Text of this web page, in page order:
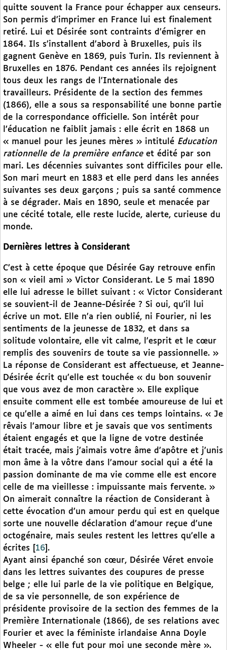
quitte souvent la France pour échapper aux censeurs.
Son permis d’imprimer en France lui est finalement
retiré. Lui et Désirée sont contraints d’émigrer en
1864. Ils s’installent d’abord à Bruxelles, puis ils
gagnent Genève en 1869, puis Turin. Ils reviennent à
Bruxelles en 1876. Pendant ces années ils rejoignent
tous deux les rangs de l’Internationale des
travailleurs. Présidente de la section des femmes
(1866), elle a sous sa responsabilité une bonne partie
de la correspondance officielle. Son intérêt pour
l’éducation ne faiblit jamais : elle écrit en 1868 un
« manuel pour les jeunes mères » intitulé Education
rationnelle de la première enfance et édité par son
mari. Les décennies suivantes sont difficiles pour elle.
Son mari meurt en 1883 et elle perd dans les années
suivantes ses deux garçons ; puis sa santé commence
à se dégrader. Mais en 1890, seule et menacée par
une cécité totale, elle reste lucide, alerte, curieuse du
monde.
Dernières lettres à Considerant
C’est à cette époque que Désirée Gay retrouve enfin
son « vieil ami » Victor Considerant. Le 5 mai 1890
elle lui adresse le billet suivant : « Victor Considerant
se souvient-il de Jeanne-Désirée ? Si oui, qu’il lui
écrive un mot. Elle n’a rien oublié, ni Fourier, ni les
sentiments de la jeunesse de 1832, et dans sa
solitude volontaire, elle vit calme, l’esprit et le cœur
remplis des souvenirs de toute sa vie passionnelle. »
La réponse de Considerant est affectueuse, et Jeanne-
Désirée écrit qu’elle est touchée « du bon souvenir
que vous avez de mon caractère ». Elle explique
ensuite comment elle est tombée amoureuse de lui et
ce qu’elle a aimé en lui dans ces temps lointains. « Je
rêvais l’amour libre et je savais que vos sentiments
étaient engagés et que la ligne de votre destinée
était tracée, mais j’aimais votre âme d’apôtre et j’unis
mon âme à la vôtre dans l’amour social qui a été la
passion dominante de ma vie comme elle est encore
celle de ma vieillesse : impuissante mais fervente. »
On aimerait connaître la réaction de Considerant à
cette évocation d’un amour perdu qui est en quelque
sorte une nouvelle déclaration d’amour reçue d’une
octogénaire, mais seules restent les lettres qu’elle a
écrites
16 .
Ayant ainsi épanché son cœur, Désirée Véret envoie
dans les lettres suivantes des coupures de presse
belge ; elle lui parle de la vie politique en Belgique,
de sa vie personnelle, de son expérience de
présidente provisoire de la section des femmes de la
Première Internationale (1866), de ses relations avec
Fourier et avec la féministe irlandaise Anna Doyle
Wheeler - « elle fut pour moi une seconde mère ».